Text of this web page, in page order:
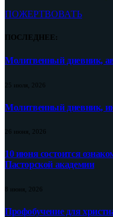
ПОЖЕРТВОВАТЬ
ПОСЛЕДНЕЕ:
Молитвенный дневник,
25 июля, 2026
Молитвенный дневник,
26 июня, 2026
10 июня состоится
Пасторской академии
8 июня, 2026
Профобучение для